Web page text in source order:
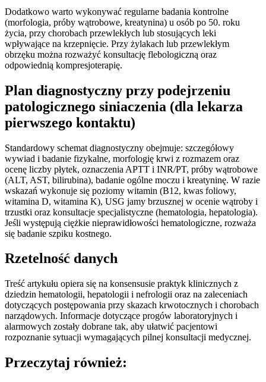
Dodatkowo warto wykonywać regularne badania kontrolne
(morfologia, próby wątrobowe, kreatynina) u osób po 50. roku
życia, przy chorobach przewlekłych lub stosujących leki
wpływające na krzepnięcie. Przy żylakach lub przewlekłym
obrzęku można rozważyć konsultację flebologiczną oraz
odpowiednią kompresjoterapię.
Plan diagnostyczny przy podejrzeniu
patologicznego siniaczenia (dla lekarza
pierwszego kontaktu)
Standardowy schemat diagnostyczny obejmuje: szczegółowy
wywiad i badanie fizykalne, morfologię krwi z rozmazem oraz
ocenę liczby płytek, oznaczenia APTT i INR/PT, próby wątrobowe
(ALT, AST, bilirubina), badanie ogólne moczu i kreatyninę. W razie
wskazań wykonuje się poziomy witamin (B12, kwas foliowy,
witamina D, witamina K), USG jamy brzusznej w ocenie wątroby i
trzustki oraz konsultacje specjalistyczne (hematologia, hepatologia).
Jeśli występują ciężkie nieprawidłowości hematologiczne, rozważa
się badanie szpiku kostnego.
Rzetelność danych
Treść artykułu opiera się na konsensusie praktyk klinicznych z
dziedzin hematologii, hepatologii i nefrologii oraz na zaleceniach
dotyczących postępowania przy skazach krwotocznych i chorobach
narządowych. Informacje dotyczące progów laboratoryjnych i
alarmowych zostały dobrane tak, aby ułatwić pacjentowi
rozpoznanie sytuacji wymagających pilnej konsultacji medycznej.
Przeczytaj również: